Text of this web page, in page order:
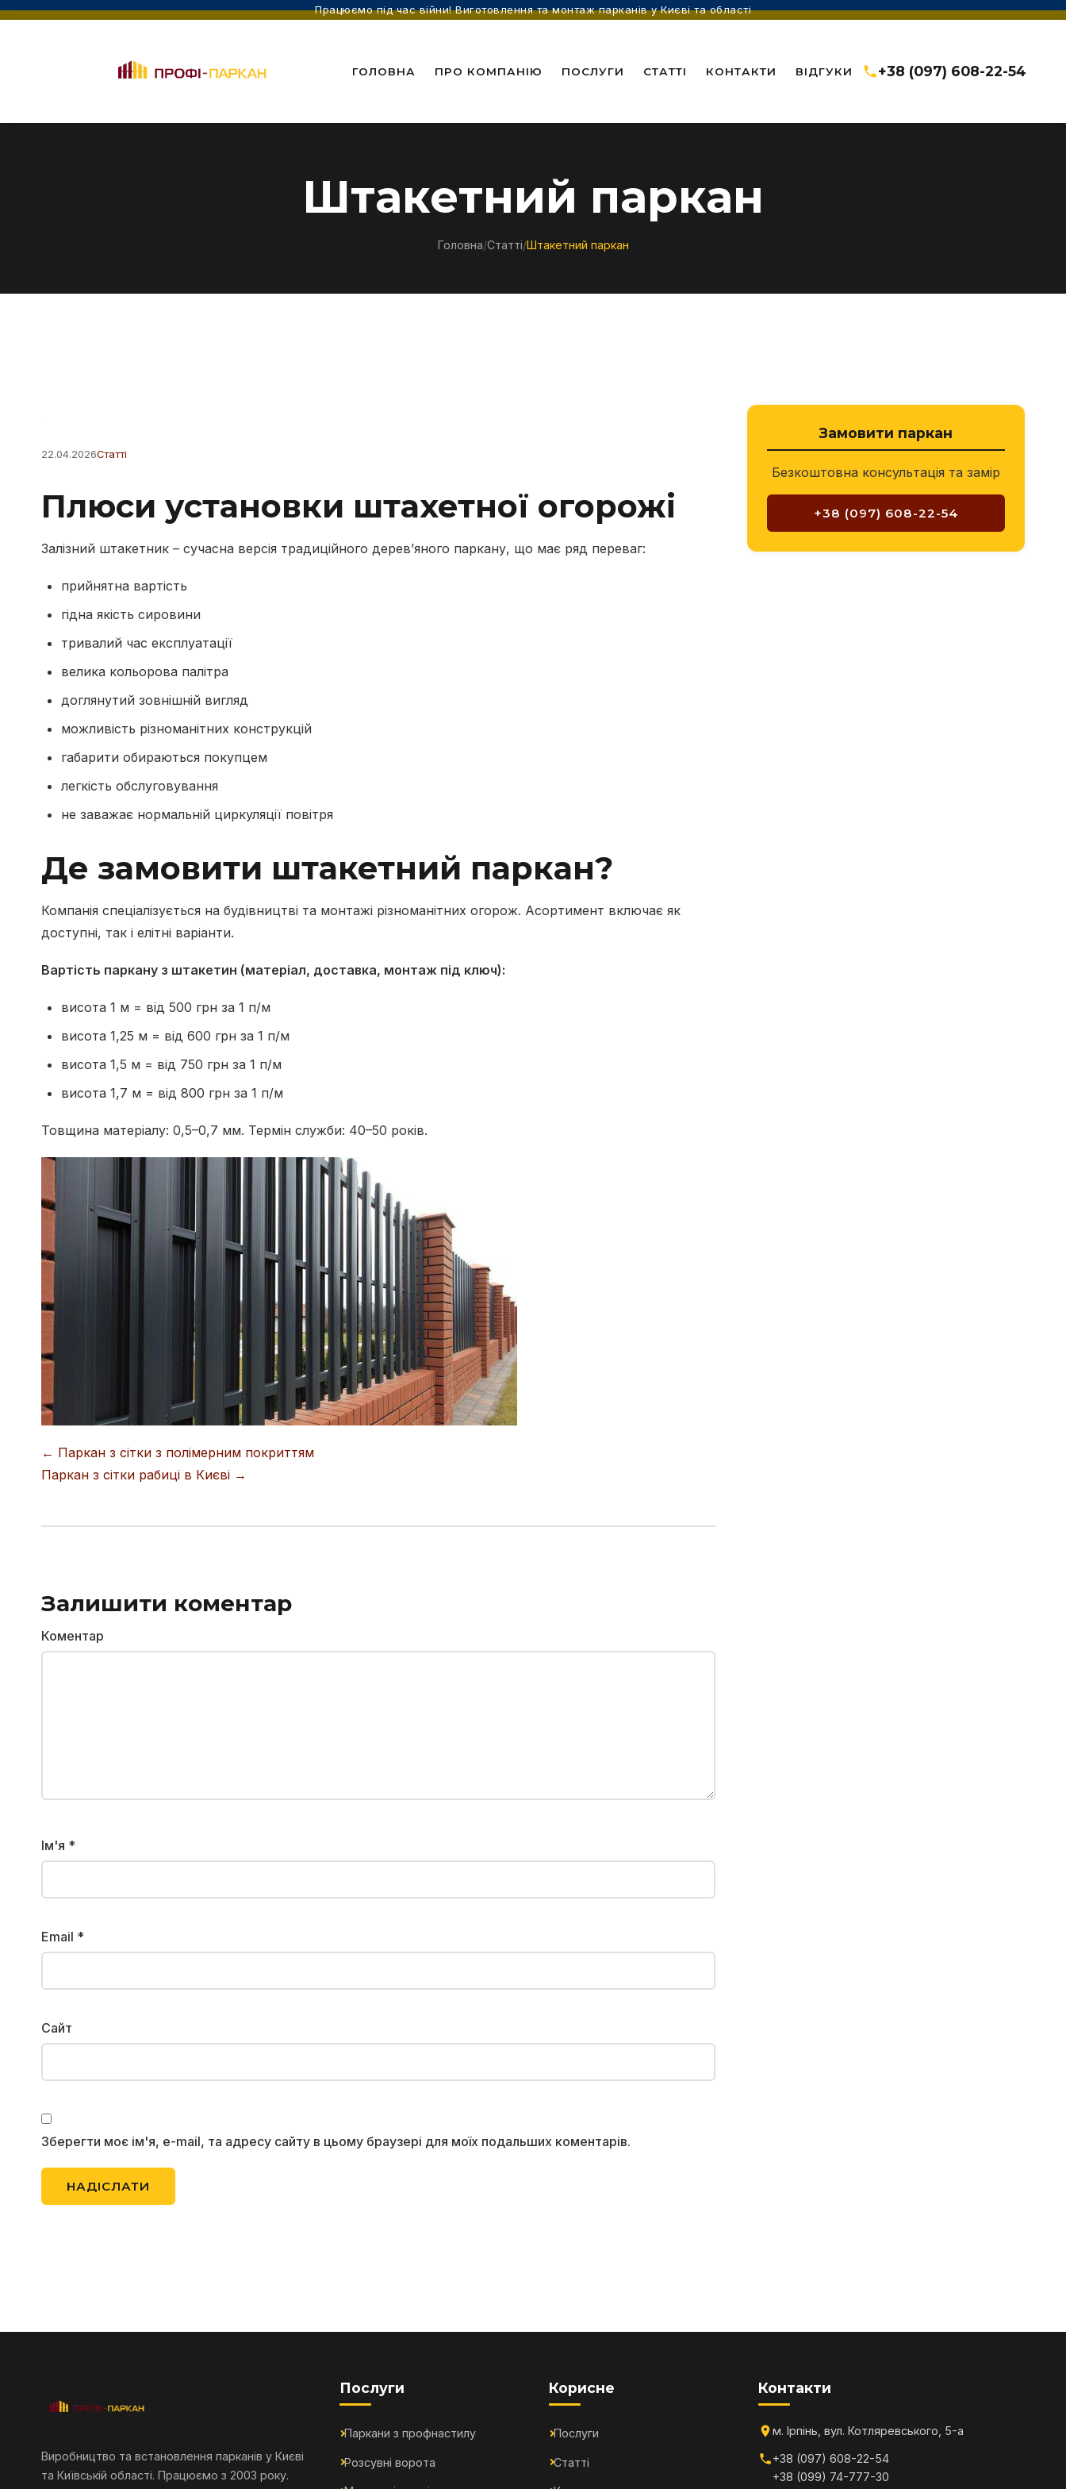
Працюємо під час війни! Виготовлення та монтаж парканів у Києві та області
ГОЛОВНА ПРО КОМПАНІЮ ПОСЛУГИ СТАТТІ КОНТАКТИ ВІДГУКИ +38 (097) 608-22-54
Штакетний паркан
Головна/Статті/Штакетний паркан
22.04.2026Статті
Плюси установки штахетної огорожі
Залізний штакетник – сучасна версія традиційного дерев’яного паркану, що має ряд переваг:
прийнятна вартість
гідна якість сировини
тривалий час експлуатації
велика кольорова палітра
доглянутий зовнішній вигляд
можливість різноманітних конструкцій
габарити обираються покупцем
легкість обслуговування
не заважає нормальній циркуляції повітря
Де замовити штакетний паркан?
Компанія спеціалізується на будівництві та монтажі різноманітних огорож. Асортимент включає як
доступні, так і елітні варіанти.
Вартість паркану з штакетин (матеріал, доставка, монтаж під ключ):
висота 1 м = від 500 грн за 1 п/м
висота 1,25 м = від 600 грн за 1 п/м
висота 1,5 м = від 750 грн за 1 п/м
висота 1,7 м = від 800 грн за 1 п/м
Товщина матеріалу: 0,5–0,7 мм. Термін служби: 40–50 років.
Навігація записів
← Паркан з сітки з полімерним покриттям
Паркан з сітки рабиці в Києві →
Залишити коментар
Коментар
Ім'я *
Email *
Сайт
Зберегти моє ім'я, e-mail, та адресу сайту в цьому браузері для моїх подальших коментарів.
Замовити паркан
Безкоштовна консультація та замір
+38 (097) 608-22-54
Виробництво та встановлення парканів у Києві
та Київській області. Працюємо з 2003 року.
Послуги
Паркани з профнастилу
Розсувні ворота
Корисне
Послуги
Статті
Контакти
м. Ірпінь, вул. Котляревського, 5-а
+38 (097) 608-22-54
+38 (099) 74-777-30